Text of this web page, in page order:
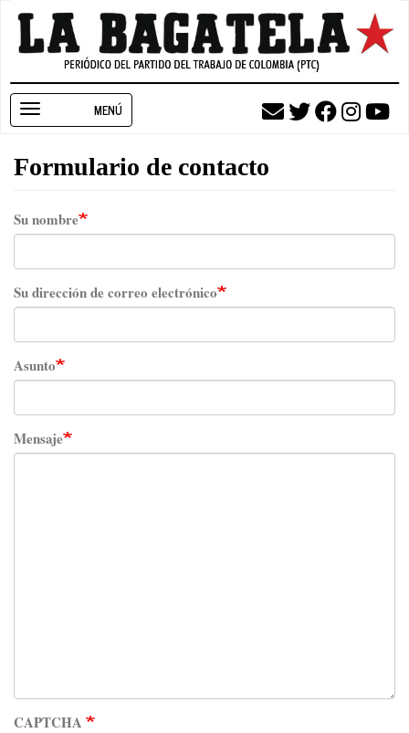
Pasar
contenido
navigation
Formulario de contacto
Su nombre
Su dirección de correo electrónico
Asunto
Mensaje
CAPTCHA